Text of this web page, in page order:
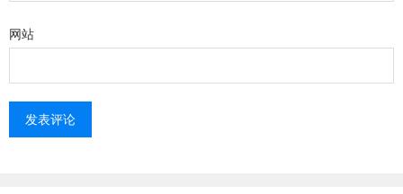
网站